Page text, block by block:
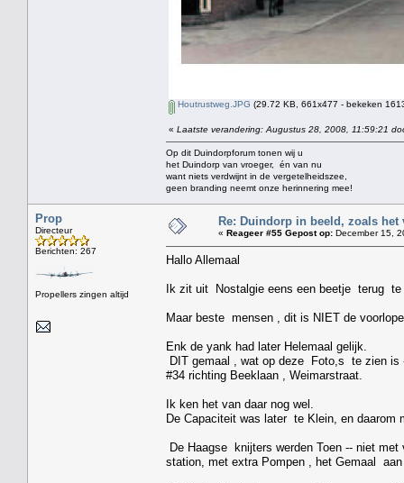
Houtrustweg.JPG (29.72 KB, 661x477 - bekeken
« Laatste verandering: Augustus 28, 2008, 11:59:21
Op dit Duindorpforum tonen wij u
het Duindorp van vroeger, én van nu
want niets verdwijnt in de vergetelheidszee,
geen branding neemt onze herinnering mee!
Prop
Directeur
Berichten: 267
Propellers zingen altijd
Re: Duindorp in beeld, zoals het
« Reageer #55 Gepost op: December 15,
Hallo Allemaal
Ik zit uit Nostalgie eens een beetje terug
Maar beste mensen , dit is NIET de
Enk de yank had later Helemaal gelijk.
DIT gemaal , wat op deze Foto,s te zien is
#34 richting Beeklaan , Weimarstraat.
Ik ken het van daar nog wel.
De Capaciteit was later te Klein, en
De Haagse knijters werden Toen -- niet
station, met extra Pompen , het Gemaal